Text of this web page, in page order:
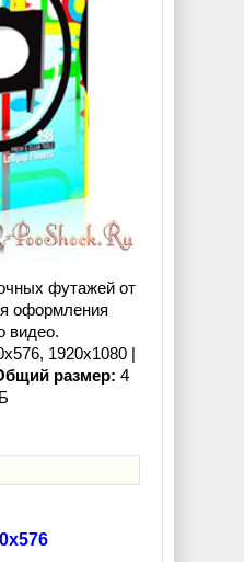
футажей от
оформления
видео.
1920x1080 |
размер: 4